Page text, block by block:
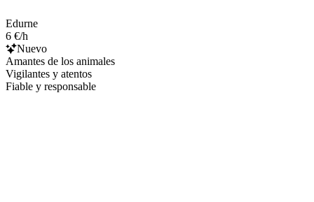
Edurne
6 €/h
Nuevo
Amantes de los animales
Vigilantes y atentos
Fiable y responsable